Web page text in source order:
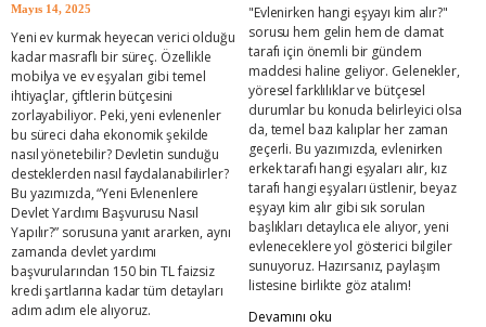
Mayıs 14, 2025
Yeni ev kurmak heyecan verici olduğu
kadar masraflı bir süreç. Özellikle
mobilya ve ev eşyaları gibi temel
ihtiyaçlar, çiftlerin bütçesini
zorlayabiliyor. Peki, yeni evlenenler
bu süreci daha ekonomik şekilde
nasıl yönetebilir? Devletin sunduğu
desteklerden nasıl faydalanabilirler?
Bu yazımızda, “Yeni Evlenenlere
Devlet Yardımı Başvurusu Nasıl
Yapılır?” sorusuna yanıt ararken, aynı
zamanda devlet yardımı
başvurularından 150 bin TL faizsiz
kredi şartlarına kadar tüm detayları
adım adım ele alıyoruz.
"Evlenirken hangi eşyayı kim alır?"
sorusu hem gelin hem de damat
tarafı için önemli bir gündem
maddesi haline geliyor. Gelenekler,
yöresel farklılıklar ve bütçesel
durumlar bu konuda belirleyici olsa
da, temel bazı kalıplar her zaman
geçerli. Bu yazımızda, evlenirken
erkek tarafı hangi eşyaları alır, kız
tarafı hangi eşyaları üstlenir, beyaz
eşyayı kim alır gibi sık sorulan
başlıkları detaylıca ele alıyor, yeni
evleneceklere yol gösterici bilgiler
sunuyoruz. Hazırsanız, paylaşım
listesine birlikte göz atalım!
Devamını oku